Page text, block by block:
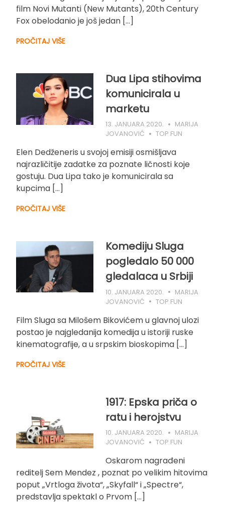
film Novi Mutanti (New Mutants), 20th Century
Fox obelodanio je još jedan […]
PROČITAJ VIŠE
Dua Lipa stihovima
komunicirala u
marketu
13. JANUARA 2020.
MARIJA
JOVANOVIĆ
TOP FUN
Elen Dedženeris u svojoj emisiji osmišljava
najrazličitije zadatke za poznate ličnosti koje
gostuju. Dua Lipa tako je komunicirala sa
kupcima […]
PROČITAJ VIŠE
Komediju Sluga
pogledalo 50 000
gledalaca u Srbiji
10. JANUARA 2020.
MARIJA
JOVANOVIĆ
TOP FUN
Film Sluga sa Milošem Bikovićem u glavnoj ulozi
postao je najgledanija komedija u istoriji ruske
kinematografije, a u srpskim bioskopima […]
PROČITAJ VIŠE
1917: Epska priča o
ratu i herojstvu
10. JANUARA 2020.
MARIJA
JOVANOVIĆ
TOP FUN
Oskarom nagrađeni
reditelj Sem Mendez , poznat po velikim hitovima
poput „Vrtloga života“, „Skyfall“ i „Spectre“,
predstavlja spektakl o Prvom […]